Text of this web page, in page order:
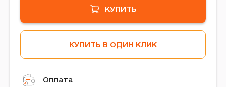
КУПИТЬ
КУПИТЬ В ОДИН КЛИК
Оплата